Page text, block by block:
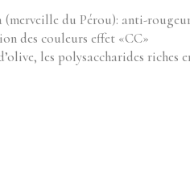
du Pérou): anti-
des couleurs effet «CC»
les polysaccharides riches